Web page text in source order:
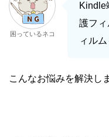
困っているネコ
Kindle
護フ
ィル
こんなお悩みを解決し